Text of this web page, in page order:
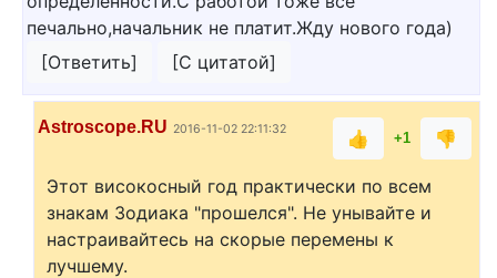
печально,начальник не платит.Жду нового года)
[Ответить]
[С цитатой]
Astroscope.RU 2016-11-02 22:11:32 👍 +1 👎
Этот високосный год практически по всем
знакам Зодиака "прошелся". Не унывайте и
настраивайтесь на скорые перемены к
лучшему.